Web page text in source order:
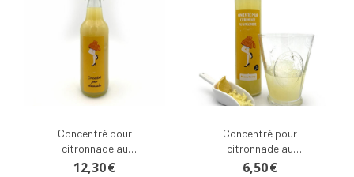
Concentré pour
citronnade au
gingembre
12,30€
Concentré pour
citronnade au
gingembre (250 ml)
6,50€